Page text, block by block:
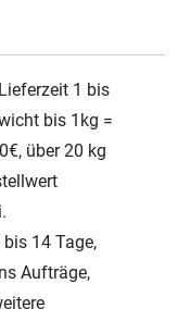
1 bis
bis 1kg =
über 20 kg
14 Tage,
Aufträge,